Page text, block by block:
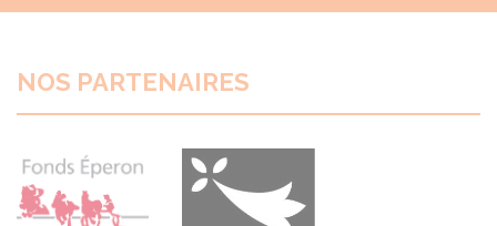
NOS PARTENAIRES